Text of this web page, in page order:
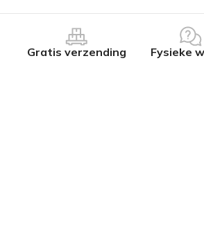
Gratis verzending Fysieke